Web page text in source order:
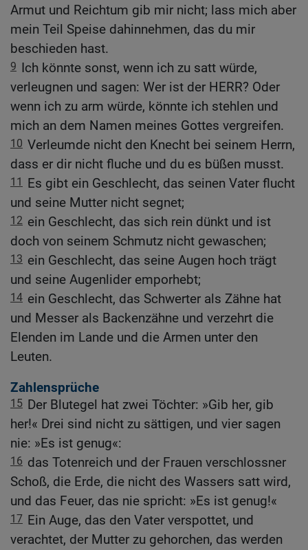
Armut und Reichtum gib mir nicht; lass mich aber
mein Teil Speise dahinnehmen, das du mir
beschieden hast.
9 Ich könnte sonst, wenn ich zu satt würde,
verleugnen und sagen: Wer ist der HERR? Oder
wenn ich zu arm würde, könnte ich stehlen und
mich an dem Namen meines Gottes vergreifen.
10 Verleumde nicht den Knecht bei seinem Herrn,
dass er dir nicht fluche und du es büßen musst.
11
Es gibt ein Geschlecht, das seinen Vater flucht
und seine Mutter nicht segnet;
12 ein Geschlecht, das sich rein dünkt und ist
doch von seinem Schmutz nicht gewaschen;
13 ein Geschlecht, das seine Augen hoch trägt
und seine Augenlider emporhebt;
14 ein Geschlecht, das Schwerter als Zähne hat
und Messer als Backenzähne und verzehrt die
Elenden im Lande und die Armen unter den
Leuten.
Zahlensprüche
15 Der Blutegel hat zwei Töchter: »Gib her, gib
her!« Drei sind nicht zu sättigen, und vier sagen
nie: »Es ist genug«:
16 das Totenreich und der Frauen verschlossner
Schoß, die Erde, die nicht des Wassers satt wird,
und das Feuer, das nie spricht: »Es ist genug!«
17 Ein Auge, das den Vater verspottet, und
verachtet, der Mutter zu gehorchen, das werden